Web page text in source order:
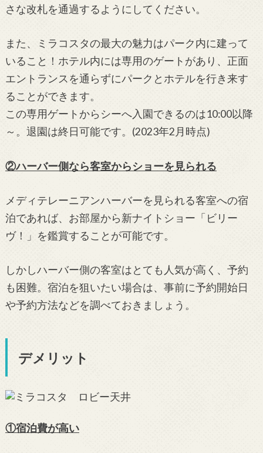
さな改札を通過するようにしてください。
また、ミラコスタの最大の魅力はパーク内に建って
いること！ホテル内には専用のゲートがあり、正面
エントランスを通らずにパークとホテルを行き来す
ることができます。
この専用ゲートからシーへ入園できるのは10:00以降
～。退園は終日可能です。(2023年2月時点)
②ハーバー側なら客室からショーを見られる
メディテレーニアンハーバーを見られる客室への宿
泊であれば、お部屋から新ナイトショー「ビリー
ヴ！」を鑑賞することが可能です。
しかしハーバー側の客室はとても人気が高く、予約
も困難。宿泊を狙いたい場合は、事前に予約開始日
や予約方法などを調べておきましょう。
デメリット
①宿泊費が高い